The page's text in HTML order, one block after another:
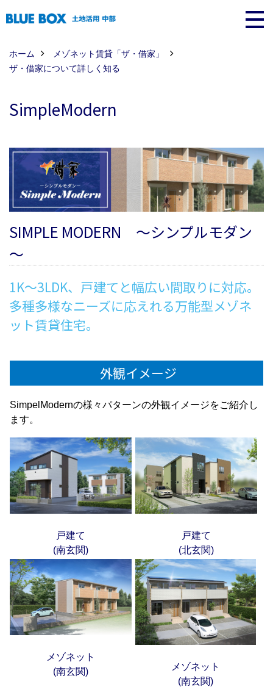
ホーム メゾネット賃貸 「ザ・借家」
ザ・借家について詳しく知る
SimpleModern
SIMPLE MODERN ～シンプルモダン
～
1K～3LDK、戸建てと幅広い間取りに対応。
多種多様なニーズに応えれる万能型メゾネ
ット賃貸住宅。
外観イメージ
SimpelModernの様々パターンの外観イメージをご紹介し
ます。
戸建て
(南玄関)
戸建て
(北玄関)
メゾネット
(南玄関)
メゾネット
(南玄関)